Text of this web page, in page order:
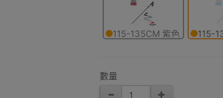
115-135CM 紫色 115-
數量